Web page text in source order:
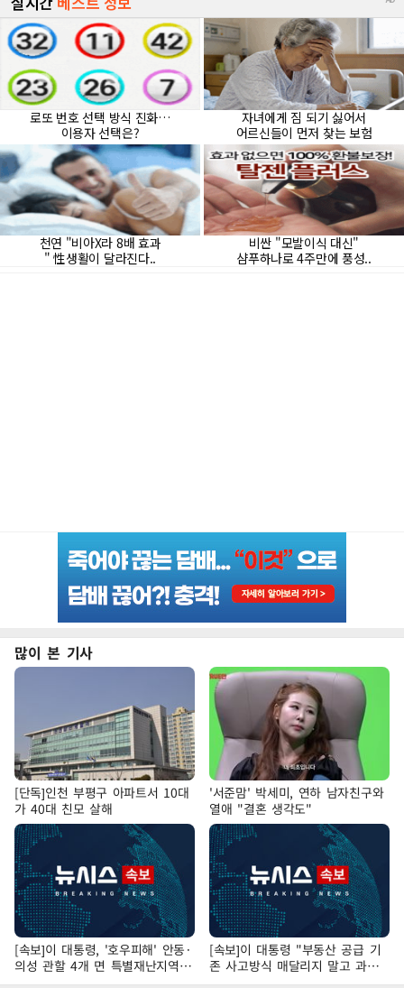
많이 본 기사
[단독]인천 부평구 아파트서 10대
가 40대 친모 살해
'서준맘' 박세미, 연하 남자친구와
열애 "결혼 생각도"
[속보]이 대통령, '호우피해' 안동·
의성 관할 4개 면 특별재난지역
선포
[속보]이 대통령 "부동산 공급 기
존 사고방식 매달리지 말고 과감
히 실천"